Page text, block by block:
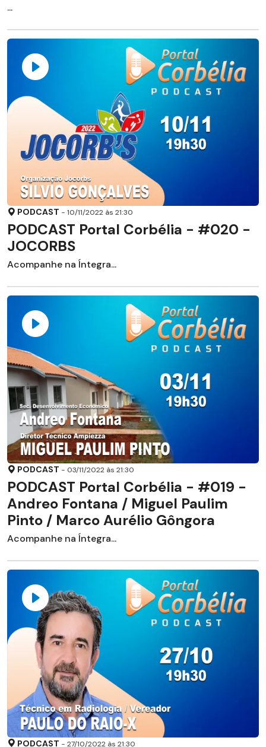
...
PODCAST - 10/11/2022 às 21:30
PODCAST Portal Corbélia - #020 -
JOCORBS
Acompanhe na Íntegra...
PODCAST - 03/11/2022 às 21:30
PODCAST Portal Corbélia - #019 -
Andreo Fontana / Miguel Paulim
Pinto / Marco Aurélio Gôngora
Acompanhe na Íntegra...
PODCAST - 27/10/2022 às 21:30